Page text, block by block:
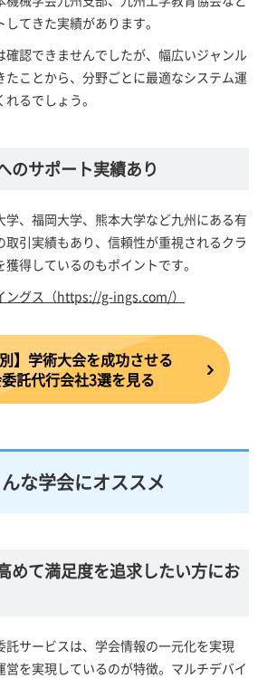
てきた実績があります。
確認できませんでしたが、幅広いジャンル
たことから、分野ごとに最適なシステム運
るでしょう。
のサポート実績あり
学、福岡大学、熊本大学など九州にある有
取引実績もあり、信頼性が重視されるクラ
得しているのもポイントです。
ングス（https://g-ings.com/）
別】学術大会を成功させる
託代行会社3選を見る
な学会にオススメ
めて満足度を追求したい方にお
託サービスは、学会情報の一元化を実現
営を実現しているのが特徴。マルチデバイ